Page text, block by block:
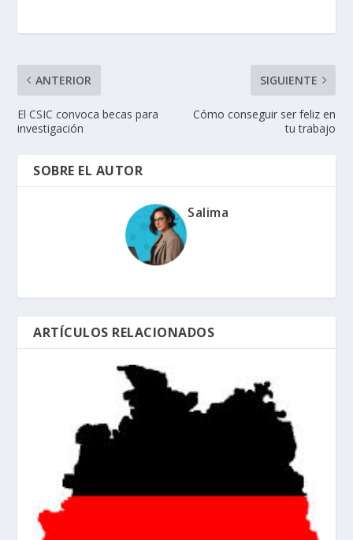
ANTERIOR
El CSIC convoca becas para
investigación
SIGUIENTE
Cómo conseguir ser feliz en
tu trabajo
SOBRE EL AUTOR
Salima
ARTÍCULOS RELACIONADOS